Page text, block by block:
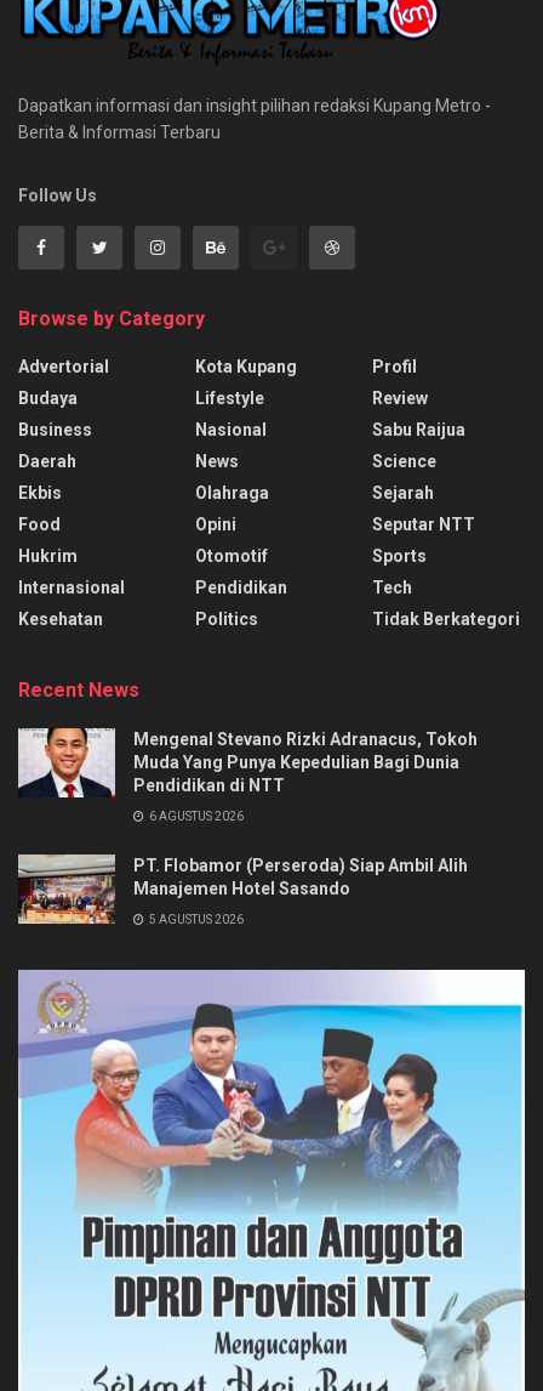
Dapatkan informasi dan insight pilihan redaksi Kupang Metro -
Berita & Informasi Terbaru
Follow Us
Browse by Category
Advertorial
Budaya
Business
Daerah
Ekbis
Food
Hukrim
Internasional
Kesehatan
Kota Kupang
Lifestyle
Nasional
News
Olahraga
Opini
Otomotif
Pendidikan
Politics
Profil
Review
Sabu Raijua
Science
Sejarah
Seputar NTT
Sports
Tech
Tidak Berkategori
Recent News
Mengenal Stevano Rizki Adranacus, Tokoh
Muda Yang Punya Kepedulian Bagi Dunia
Pendidikan di NTT
6 AGUSTUS 2026
PT. Flobamor (Perseroda) Siap Ambil Alih
Manajemen Hotel Sasando
5 AGUSTUS 2026